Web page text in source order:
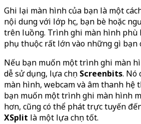
Ghi lại màn hình của bạn là một
nội dung với lớp học, bạn bè hoặc
trên luồng. Trình ghi màn hình phù
phụ thuộc rất lớn vào những gì bạn
Nếu bạn muốn một trình ghi màn
dễ sử dụng, lựa chọn Screenbits. Nó
màn hình, webcam và âm thanh hệ
bạn muốn một trình ghi màn hình
hơn, cũng có thể phát trực tuyến
XSplit là một lựa chọn tốt.